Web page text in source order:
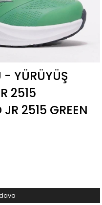
YÜRÜYÜŞ
2515
2515 GREEN